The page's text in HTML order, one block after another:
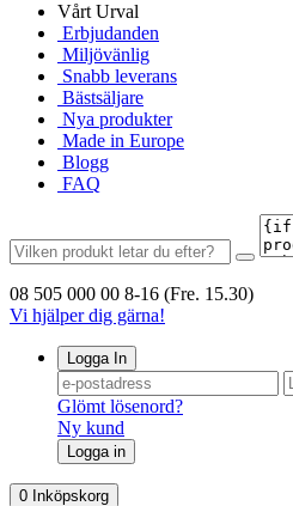
Vårt Urval
Erbjudanden
Miljövänlig
Snabb leverans
Bästsäljare
Nya produkter
Made in Europe
Blogg
FAQ
08 505 000 00 8-16 (Fre. 15.30)
Vi hjälper dig gärna!
Logga In
Glömt lösenord?
Ny kund
Logga in
0 Inköpskorg